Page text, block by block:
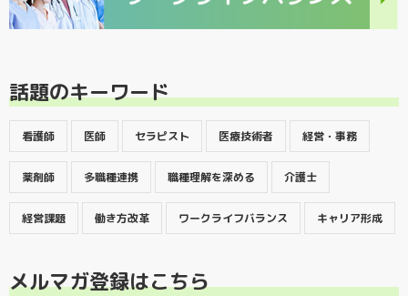
話題のキーワード
看護師 医師 セラピスト 医療技術者 経営・事務
薬剤師 多職種連携 職種理解を深める 介護士
経営課題 働き方改革 ワークライフバランス キャリア形成
メルマガ登録はこちら